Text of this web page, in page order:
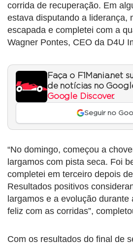
corrida de recuperação. Em
estava disputando a liderança,
escapada e completei com a
Wagner Pontes, CEO da D4U
Faça o F1Mania.net
de notícias no
Google Discover.
Seguir no
“No domingo, começou a
largamos com pista seca. Foi
completei em terceiro depois
Resultados positivos
largamos e a evolução durante
feliz com as corridas”,
Com os resultados do final de